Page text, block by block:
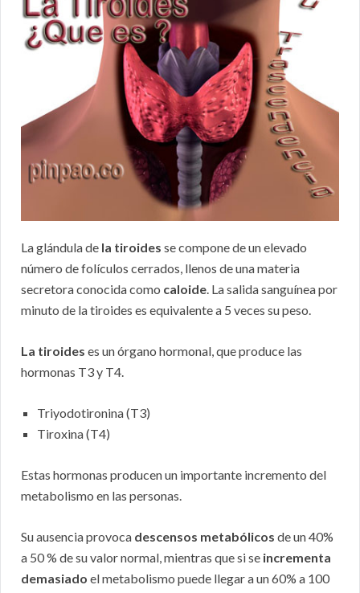
La glándula de la tiroides se compone de un elevado
número de folículos cerrados, llenos de una materia
secretora conocida como caloide. La salida sanguínea por
minuto de la tiroides es equivalente a 5 veces su peso.
La tiroides es un órgano hormonal, que produce las
hormonas T3 y T4.
Triyodotironina (T3)
Tiroxina (T4)
Estas hormonas producen un importante incremento del
metabolismo en las personas.
Su ausencia provoca descensos metabólicos de un 40%
a 50 % de su valor normal, mientras que si se incrementa
demasiado el metabolismo puede llegar a un 60% a 100